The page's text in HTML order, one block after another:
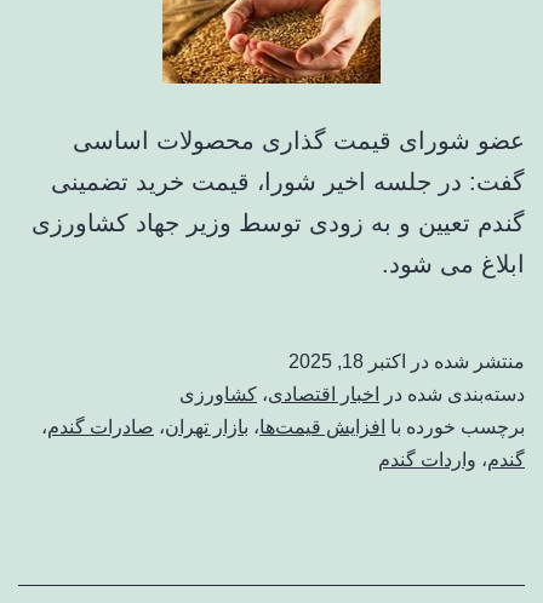
عضو شورای قیمت گذاری محصولات اساسی
گفت: در جلسه اخیر شورا، قیمت خرید تضمینی
گندم تعیین و به زودی توسط وزیر جهاد کشاورزی
ابلاغ می شود.
منتشر شده در
اکتبر 18, 2025
دسته‌بندی شده در
اخبار اقتصادی، کشاورزی
برچسب خورده با افزایش قیمت‌ها، بازار تهران، صادرات گندم،
گندم، واردات گندم